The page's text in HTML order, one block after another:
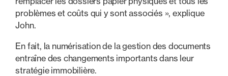
problèmes et coûts qui y sont associés », explique
John.
En fait, la numérisation de la gestion des documents
entraîne des changements importants dans leur
stratégie immobilière.